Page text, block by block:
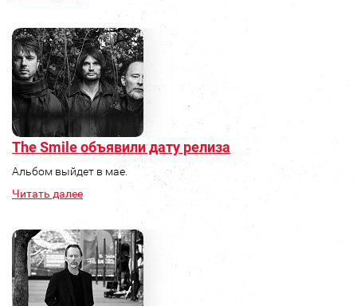
The Smile объявили дату релиза
Альбом выйдет в мае.
Читать далее